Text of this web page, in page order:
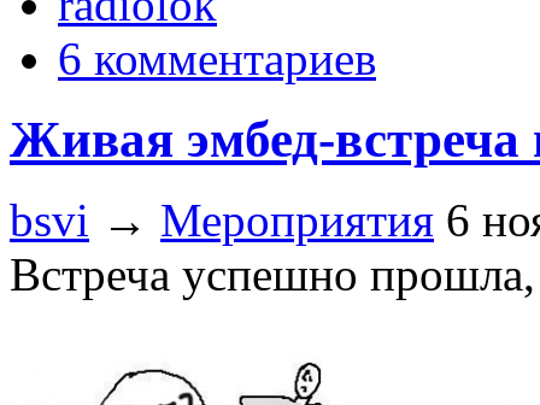
6 комментариев
Живая эмбед-встреча
bsvi → Мероприятия 6
Встреча успешно прошла,